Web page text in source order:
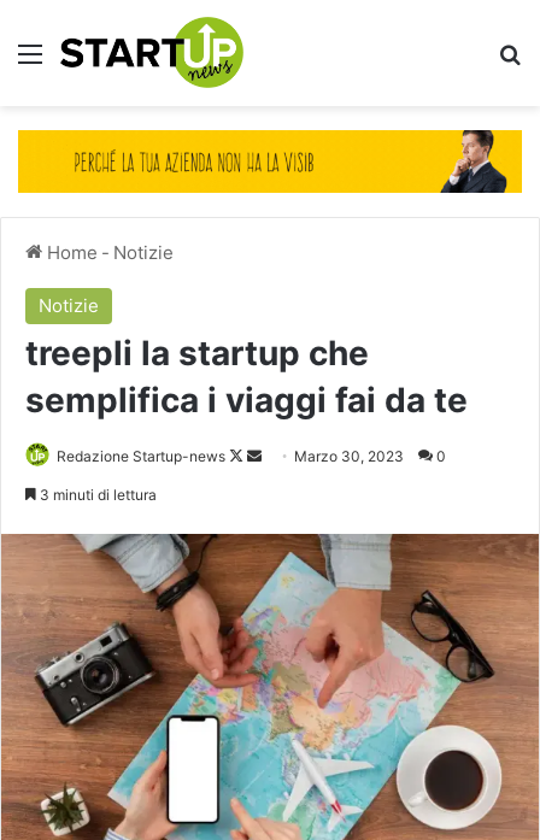
Menu
Home - Notizie
Notizie
treepli la startup che
semplifica i viaggi fai da te
Redazione Startup-news
Follow
Invia Marzo 30, 2023 0
3 minuti di lettura